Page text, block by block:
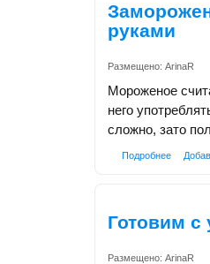
руками
Размещено: ArinaR
Мороженое
него
сложно, зато
Подробнее
Готовим с
Размещено: ArinaR